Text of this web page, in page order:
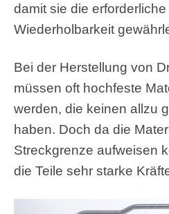
damit sie die
Wiederholbarkeit
Bei der Herstellung von
müssen oft hochfeste
werden, die keinen allzu
haben. Doch da die
Streckgrenze aufweisen
die Teile sehr starke